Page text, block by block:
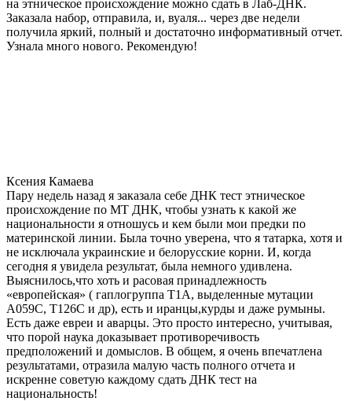
на этническое происхождение можно сдать в Лаб-ДНК.
Заказала набор, отправила, и, вуаля... через две недели
получила яркий, полный и достаточно информативный отчет.
Узнала много нового. Рекомендую!
Ксения Камаева
Пару недель назад я заказала себе ДНК тест этническое
происхождение по МТ ДНК, чтобы узнать к какой же
национальности я отношусь и кем были мои предки по
материнской линии. Была точно уверена, что я татарка, хотя и
не исключала украинские и белорусские корни. И, когда
сегодня я увидела результат, была немного удивлена.
Выяснилось,что хоть и расовая принадлежность
«европейская» ( гаплогруппа T1A, выделенные мутации
A059C, T126C и др), есть и иранцы,курды и даже румыны.
Есть даже евреи и аварцы. Это просто интересно, учитывая,
что порой наука доказывает противоречивость
предположений и домыслов. В общем, я очень впечатлена
результатами, отразила малую часть полного отчета и
искренне советую каждому сдать ДНК тест на
национальность!